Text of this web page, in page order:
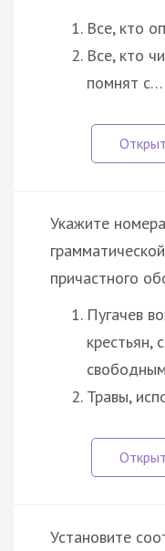
Все, кто
Все, кто
помнят с…
Укажите
причастного
Пугачев
крестьян,
Травы,
Установите